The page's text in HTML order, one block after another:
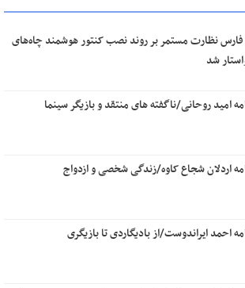
فارس نظارت مستمر بر روند نصب کنتور هوشمند چاه‌های
شد
امید روحانی/ناگفته های منتقد و بازیگر سینما
اردلان شجاع کاوه/زندگی شخصی و ازدواج
احمد ایراندوست/از بادیگاردی تا بازیگری